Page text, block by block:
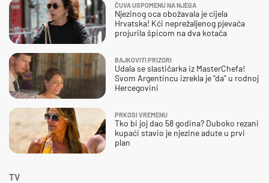
ČUVA USPOMENU NA NJEGA
Njezinog oca obožavala je cijela
Hrvatska! Kći neprežaljenog pjevača
projurila špicom na dva kotača
BAJKOVITI PRIZORI
Udala se slastičarka iz MasterChefa!
Svom Argentincu izrekla je "da" u rodnoj
Hercegovini
PRKOSI VREMENU
Tko bi joj dao 58 godina? Duboko rezani
kupaći stavio je njezine adute u prvi
plan
TV